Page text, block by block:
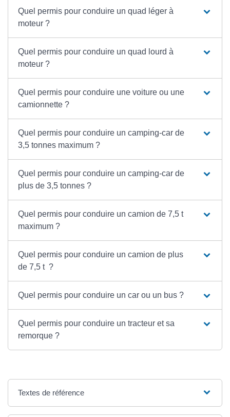
Quel permis pour conduire un quad léger à
moteur ?
Quel permis pour conduire un quad lourd à
moteur ?
Quel permis pour conduire une voiture ou une
camionnette ?
Quel permis pour conduire un camping-car de
3,5 tonnes maximum ?
Quel permis pour conduire un camping-car de
plus de 3,5 tonnes ?
Quel permis pour conduire un camion de 7,5 t
maximum ?
Quel permis pour conduire un camion de plus
de 7,5 t ?
Quel permis pour conduire un car ou un bus ?
Quel permis pour conduire un tracteur et sa
remorque ?
Textes de référence